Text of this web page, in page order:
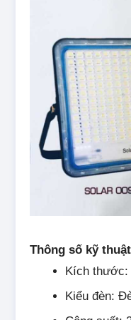
Thông số kỹ
Kích thước:
Kiểu đèn: